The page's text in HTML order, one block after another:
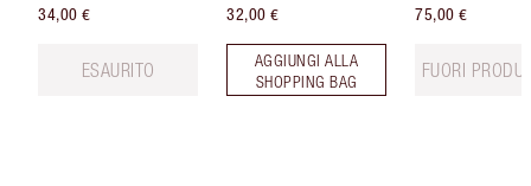
34,00 €
ESAURITO
32,00 €
AGGIUNGI ALLA
SHOPPING BAG
75,00 €
FUORI